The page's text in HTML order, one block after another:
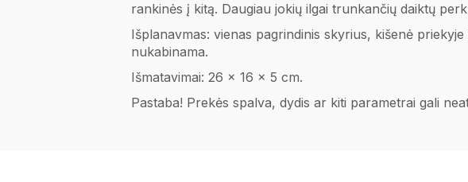
rankinės į kitą. Daugiau jokių ilgai trunkančių daiktų
Išplanavmas: vienas pagrindinis skyrius, kišenė
nukabinama.
Išmatavimai: 26 x 16 x 5 cm.
Pastaba! Prekės spalva, dydis ar kiti parametrai gali